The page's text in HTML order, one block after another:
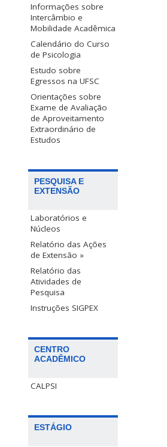
Informações sobre
Intercâmbio e
Mobilidade Acadêmica
Calendário do Curso
de Psicologia
Estudo sobre
Egressos na UFSC
Orientações sobre
Exame de Avaliação
de Aproveitamento
Extraordinário de
Estudos
PESQUISA E
EXTENSÃO
Laboratórios e
Núcleos
Relatório das Ações
de Extensão »
Relatório das
Atividades de
Pesquisa
Instruções SIGPEX
CENTRO
ACADÊMICO
CALPSI
ESTÁGIO